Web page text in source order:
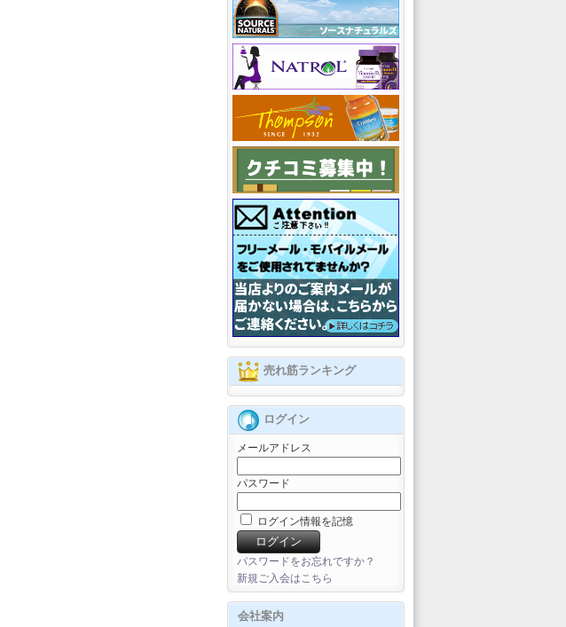
売れ筋ランキング
ログイン
メールアドレス
パスワード
ログイン情報を記憶
パスワードをお忘れですか？
新規ご入会はこちら
会社案内